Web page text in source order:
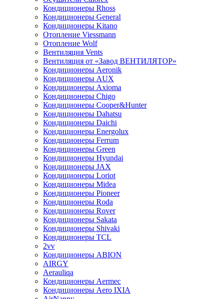
Кондиционеры Rhoss
Кондиционеры General
Кондиционеры Kitano
Отопление Viessmann
Отопление Wolf
Вентиляция Vents
Вентиляция от «Завод ВЕНТИЛЯТОР»
Кондиционеры Aeronik
Кондиционеры AUX
Кондиционеры Axioma
Кондиционеры Chigo
Кондиционеры Cooper&Hunter
Кондиционеры Dahatsu
Кондиционеры Daichi
Кондиционеры Energolux
Кондиционеры Ferrum
Кондиционеры Green
Кондиционеры Hyundai
Кондиционеры JAX
Кондиционеры Loriot
Кондиционеры Midea
Кондиционеры Pioneer
Кондиционеры Roda
Кондиционеры Rover
Кондиционеры Sakata
Кондиционеры Shivaki
Кондиционеры TCL
2vv
Кондиционеры ABION
AIRGY
Aerauliqa
Кондиционеры Aermec
Кондиционеры Aero IXIA